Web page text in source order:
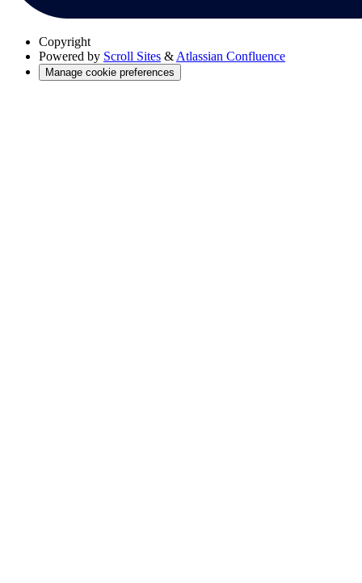
Copyright
Powered by Scroll Sites & Atlassian Confluence
Manage cookie preferences